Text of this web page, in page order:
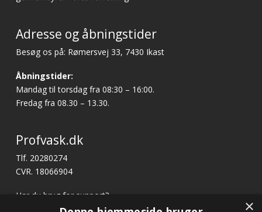
Adresse og åbningstider
Besøg os på: Rømersvej 33, 7430 Ikast
Åbningstider:
Mandag til torsdag fra 08:30 – 16:00.
Fredag fra 08.30 – 13.30.
Profvask.dk
Tlf. 20280274
CVR. 18066904
Har du brug for support?
profvask@kpa.dk ×